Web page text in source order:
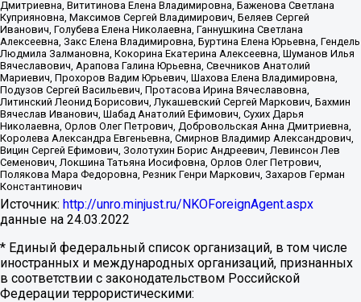
Дмитриевна, Вититинова Елена Владимировна, Баженова Светлана
Куприяновна, Максимов Сергей Владимирович, Беляев Сергей
Иванович, Голубева Елена Николаевна, Ганнушкина Светлана
Алексеевна, Закс Елена Владимировна, Буртина Елена Юрьевна, Гендель
Людмила Залмановна, Кокорина Екатерина Алексеевна, Шуманов Илья
Вячеславович, Арапова Галина Юрьевна, Свечников Анатолий
Мариевич, Прохоров Вадим Юрьевич, Шахова Елена Владимировна,
Подузов Сергей Васильевич, Протасова Ирина Вячеславовна,
Литинский Леонид Борисович, Лукашевский Сергей Маркович, Бахмин
Вячеслав Иванович, Шабад Анатолий Ефимович, Сухих Дарья
Николаевна, Орлов Олег Петрович, Добровольская Анна Дмитриевна,
Королева Александра Евгеньевна, Смирнов Владимир Александрович,
Вицин Сергей Ефимович, Золотухин Борис Андреевич, Левинсон Лев
Семенович, Локшина Татьяна Иосифовна, Орлов Олег Петрович,
Полякова Мара Федоровна, Резник Генри Маркович, Захаров Герман
Константинович
Источник: http://unro.minjust.ru/NKOForeignAgent.aspx
данные на 24.03.2022
* Единый федеральный список организаций, в том числе
иностранных и международных организаций, признанных
в соответствии с законодательством Российской
Федерации террористическими: